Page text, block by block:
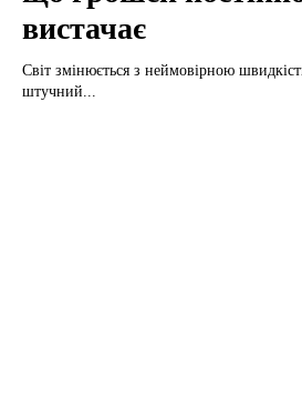
вистачає
Світ змінюється з неймовірною
штучний...